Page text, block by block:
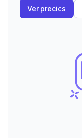
Ver precios